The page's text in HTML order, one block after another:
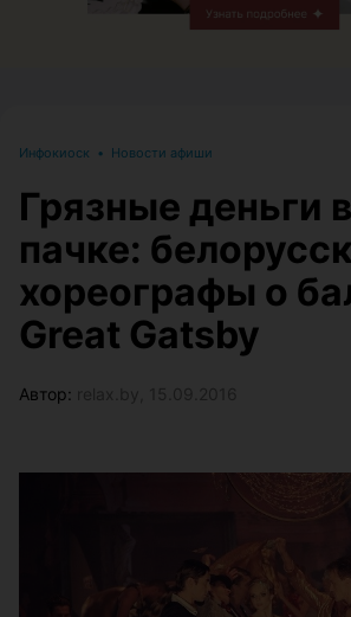
Инфокиоск • Новости афиши
Грязные деньги
пачке:
хореографы о
Great Gatsby
Автор: